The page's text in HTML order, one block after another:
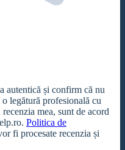
autentică și confirm că nu
legătură profesională cu
mea, sunt de acord
Politica de
fi procesate recenzia și